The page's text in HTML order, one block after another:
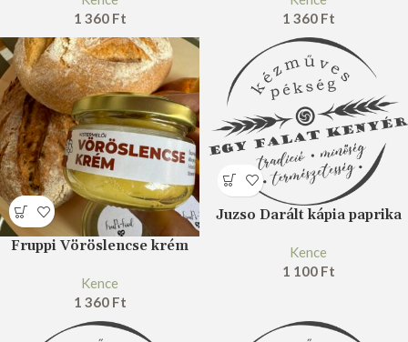
1 360 Ft
1 360 Ft
Fruppi Vöröslencse krém
Kence
1 360 Ft
Juzso Darált kápia paprika
Kence
1 100 Ft